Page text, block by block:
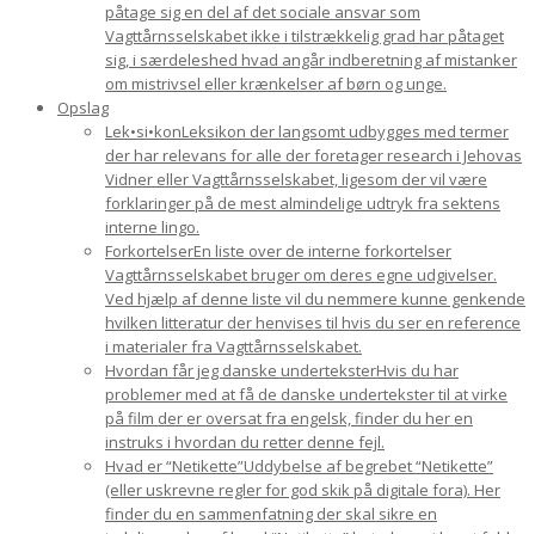
påtage sig en del af det sociale ansvar som
Vagttårnsselskabet ikke i tilstrækkelig grad har påtaget
sig, i særdeleshed hvad angår indberetning af mistanker
om mistrivsel eller krænkelser af børn og unge.
Opslag
Lek•si•konLeksikon der langsomt udbygges med termer
der har relevans for alle der foretager research i Jehovas
Vidner eller Vagttårnsselskabet, ligesom der vil være
forklaringer på de mest almindelige udtryk fra sektens
interne lingo.
ForkortelserEn liste over de interne forkortelser
Vagttårnsselskabet bruger om deres egne udgivelser.
Ved hjælp af denne liste vil du nemmere kunne genkende
hvilken litteratur der henvises til hvis du ser en reference
i materialer fra Vagttårnsselskabet.
Hvordan får jeg danske underteksterHvis du har
problemer med at få de danske undertekster til at virke
på film der er oversat fra engelsk, finder du her en
instruks i hvordan du retter denne fejl.
Hvad er “Netikette”Uddybelse af begrebet “Netikette”
(eller uskrevne regler for god skik på digitale fora). Her
finder du en sammenfatning der skal sikre en